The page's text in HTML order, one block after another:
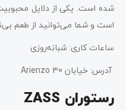
است و شما می‌توانید از طعم
ساعات کاری: شبانه‌روزی
آدرس: خیابان Arienzo 30
رستوران ZASS